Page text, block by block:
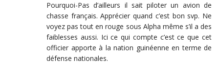
Pourquoi-Pas d’ailleurs il sait piloter un avion de
chasse français. Apprécier quand c’est bon svp. Ne
voyez pas tout en rouge sous Alpha même s’il a des
faiblesses aussi. Ici ce qui compte c’est ce que cet
officier apporte à la nation guinéenne en terme de
défense nationales.